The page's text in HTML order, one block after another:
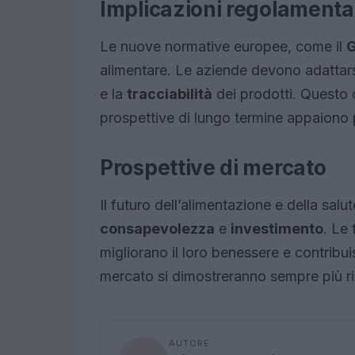
Implicazioni
Le nuove normative europee, come il
alimentare. Le aziende devono
e la tracciabilità dei prodotti. Questo
prospettive di lungo termine appaiono
Prospettive di mercato
Il futuro dell’alimentazione e della
consapevolezza e investimento. Le
migliorano il loro benessere e
mercato si dimostreranno sempre più
AUTORE